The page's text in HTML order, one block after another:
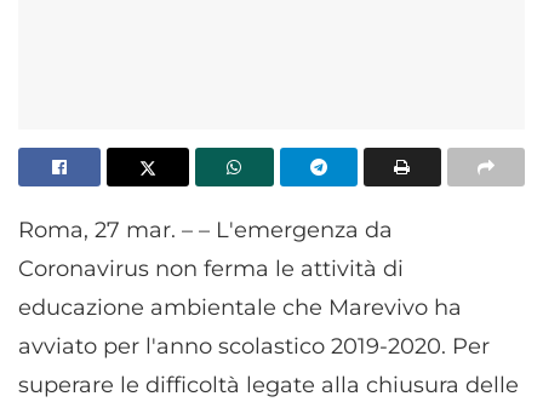
Roma, 27 mar. – – L'emergenza da
Coronavirus non ferma le attività di
educazione ambientale che Marevivo ha
avviato per l'anno scolastico 2019-2020. Per
superare le difficoltà legate alla chiusura delle